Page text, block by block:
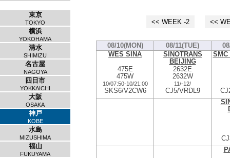
東京
TOKYO
横浜
YOKOHAMA
清水
SHIMIZU
名古屋
NAGOYA
四日市
YOKKAICHI
大阪
OSAKA
神戸
KOBE
水島
MIZUSHIMA
福山
FUKUYAMA
<< WEEK -2 <<
08/10(MON) 08/11(TUE)
WES SINA
475E
475W
10/07:50-10/21:00
SKS6/V2CW6
SINOTRANS
BEIJING
2632E
2632W
11/-12/
CJ5/VRDL9
SMC